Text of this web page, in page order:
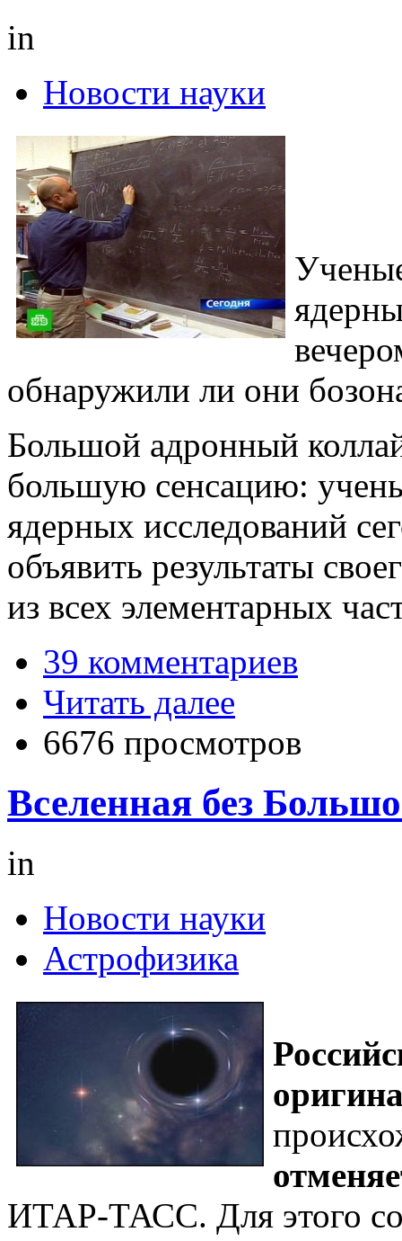
in
Новости науки
обнаружили ли они
Большой адронный
большую сенсацию:
ядерных исследований
объявить результаты
из всех элементарных
39 комментариев
Читать далее
6676 просмотров
Вселенная без
in
Новости науки
Астрофизика
ИТАР-ТАСС. Для этого